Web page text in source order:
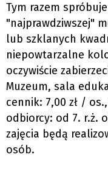
Tym razem
"najprawdziwszej"
lub szklanych
niepowtarzalne
oczywiście
Muzeum, sala
cennik: 7,00 zł /
odbiorcy: od 7. r.ż.
zajęcia będą
osób.